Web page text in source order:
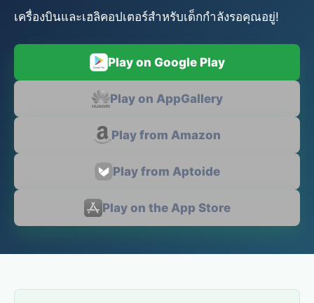
เครื่องบินและเฮลิคอปเตอร์สำหรับเด็กกำลังรอคุณอยู่!
Play on Google Play
Play on AppGallery
Play from Amazon
Play from Aptoide
Play on the App Store